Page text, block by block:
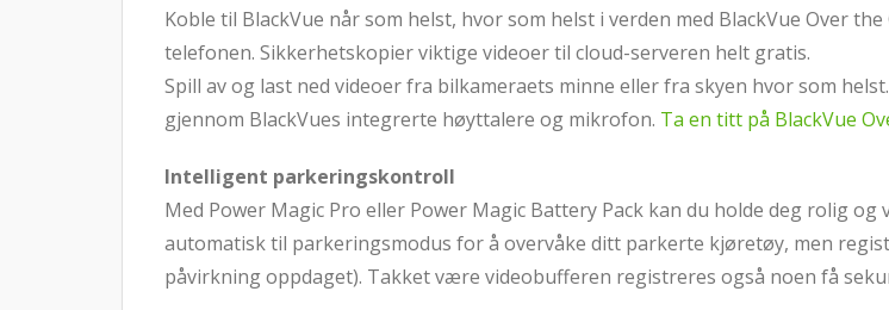
Koble til BlackVue når som helst, hvor som helst i verden med BlackVue Over
telefonen. Sikkerhetskopier viktige videoer til cloud-serveren helt gratis.
Spill av og last ned videoer fra bilkameraets minne eller fra skyen hvor som
gjennom BlackVues integrerte høyttalere og mikrofon. Ta en titt på BlackVue
Intelligent parkeringskontroll
Med Power Magic Pro eller Power Magic Battery Pack kan du holde deg rolig
automatisk til parkeringsmodus for å overvåke ditt parkerte kjøretøy, men
påvirkning oppdaget). Takket være videobufferen registreres også noen få